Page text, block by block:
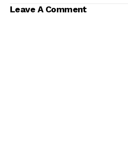
Leave A Comment